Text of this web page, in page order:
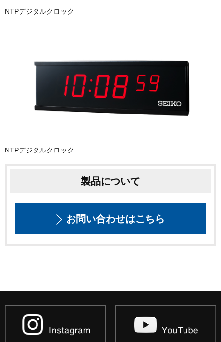
NTPデジタルクロック
NTPデジタルクロック
製品について
お問い合わせはこちら